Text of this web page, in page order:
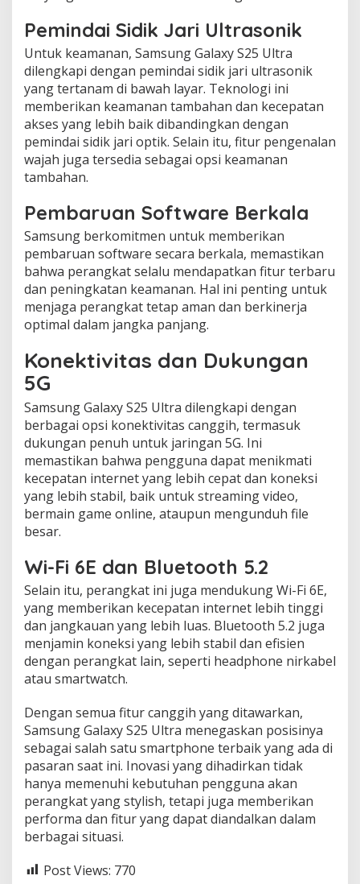
Pemindai Sidik Jari Ultrasonik
Untuk keamanan, Samsung Galaxy S25 Ultra
dilengkapi dengan pemindai sidik jari ultrasonik
yang tertanam di bawah layar. Teknologi ini
memberikan keamanan tambahan dan kecepatan
akses yang lebih baik dibandingkan dengan
pemindai sidik jari optik. Selain itu, fitur pengenalan
wajah juga tersedia sebagai opsi keamanan
tambahan.
Pembaruan Software Berkala
Samsung berkomitmen untuk memberikan
pembaruan software secara berkala, memastikan
bahwa perangkat selalu mendapatkan fitur terbaru
dan peningkatan keamanan. Hal ini penting untuk
menjaga perangkat tetap aman dan berkinerja
optimal dalam jangka panjang.
Konektivitas dan Dukungan
5G
Samsung Galaxy S25 Ultra dilengkapi dengan
berbagai opsi konektivitas canggih, termasuk
dukungan penuh untuk jaringan 5G. Ini
memastikan bahwa pengguna dapat menikmati
kecepatan internet yang lebih cepat dan koneksi
yang lebih stabil, baik untuk streaming video,
bermain game online, ataupun mengunduh file
besar.
Wi-Fi 6E dan Bluetooth 5.2
Selain itu, perangkat ini juga mendukung Wi-Fi 6E,
yang memberikan kecepatan internet lebih tinggi
dan jangkauan yang lebih luas. Bluetooth 5.2 juga
menjamin koneksi yang lebih stabil dan efisien
dengan perangkat lain, seperti headphone nirkabel
atau smartwatch.
Dengan semua fitur canggih yang ditawarkan,
Samsung Galaxy S25 Ultra menegaskan posisinya
sebagai salah satu smartphone terbaik yang ada di
pasaran saat ini. Inovasi yang dihadirkan tidak
hanya memenuhi kebutuhan pengguna akan
perangkat yang stylish, tetapi juga memberikan
performa dan fitur yang dapat diandalkan dalam
berbagai situasi.
Post Views: 770